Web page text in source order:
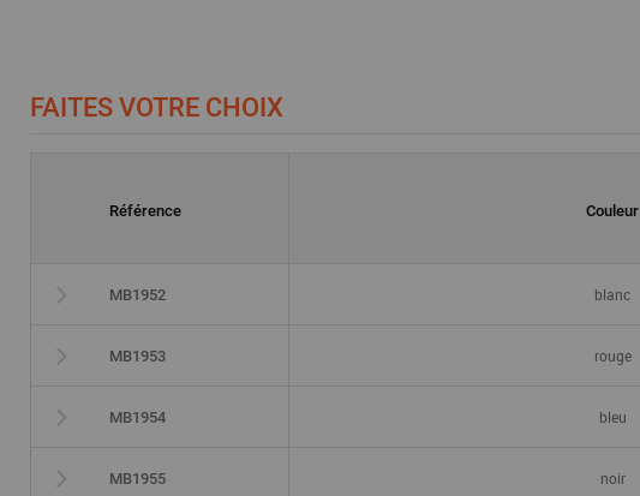
FAITES VOTRE CHOIX
Référence Couleur
MB1952 blanc
MB1953 rouge
MB1954 bleu
MB1955 noir